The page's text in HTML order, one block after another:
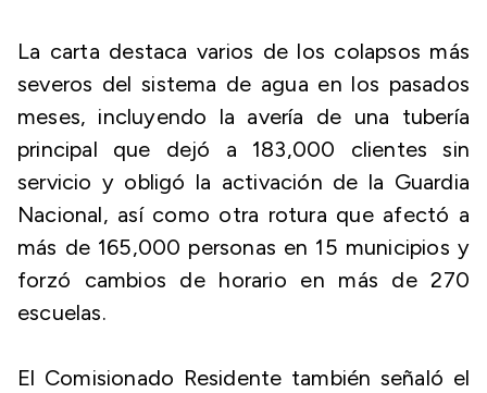
La carta destaca varios de los colapsos más
severos del sistema de agua en los pasados
meses, incluyendo la avería de una tubería
principal que dejó a 183,000 clientes sin
servicio y obligó la activación de la Guardia
Nacional, así como otra rotura que afectó a
más de 165,000 personas en 15 municipios y
forzó cambios de horario en más de 270
escuelas.
El Comisionado Residente también señaló el